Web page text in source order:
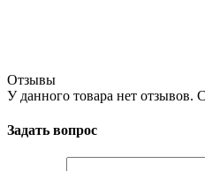
Отзывы
У данного товара нет отзывов.
Задать вопрос